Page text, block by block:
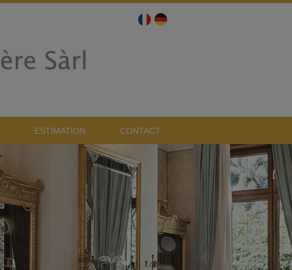
ESTIMATION CONTACT